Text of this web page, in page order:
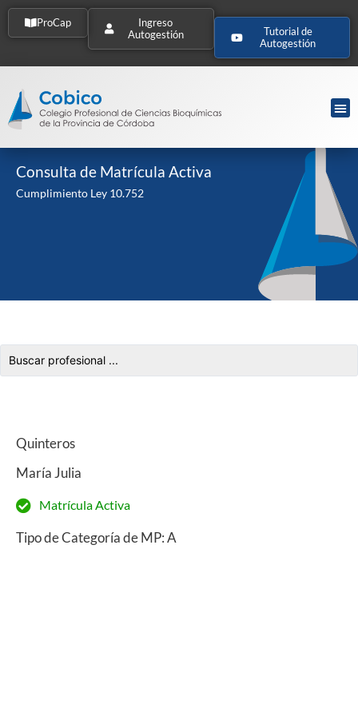
ProCap
Ingreso
Autogestión
Tutorial de
Autogestión
Consulta de Matrícula Activa
Cumplimiento Ley 10.752
Quinteros
María Julia
Matrícula Activa
Tipo de Categoría de MP: A